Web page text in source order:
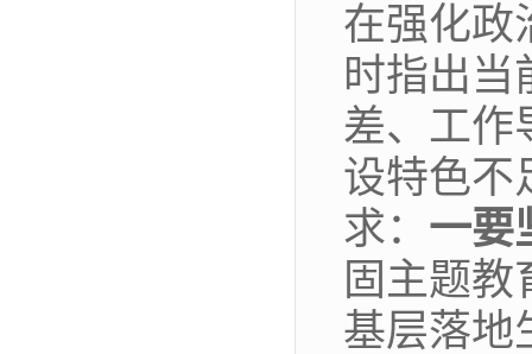
在强化政
时指出当
差、工作
设特色不
求： 一要
固主题
基层落地